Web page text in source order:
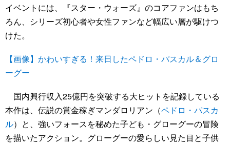
イベントには、『スター・ウォーズ』のコアファンはもち
ろん、シリーズ初心者や女性ファンなど幅広い層が駆けつ
けた。
【画像】かわいすぎる！来日したペドロ・パスカル＆グロ
ーグー
国内興行収入25億円を突破する大ヒットを記録している
本作は、伝説の賞金稼ぎマンダロリアン（ペドロ・パスカ
ル）と、強いフォースを秘めた子ども・グローグーの冒険
を描いたアクション。グローグーの愛らしい見た目と子供